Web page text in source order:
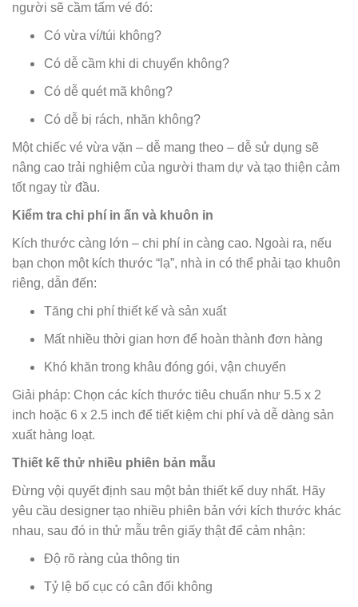
người sẽ cầm tấm vé đó:
Có vừa ví/túi không?
Có dễ cầm khi di chuyển không?
Có dễ quét mã không?
Có dễ bị rách, nhăn không?
Một chiếc vé vừa vặn – dễ mang theo – dễ sử dụng sẽ
nâng cao trải nghiệm của người tham dự và tạo thiện cảm
tốt ngay từ đầu.
Kiểm tra chi phí in ấn và khuôn in
Kích thước càng lớn – chi phí in càng cao. Ngoài ra, nếu
bạn chọn một kích thước “lạ”, nhà in có thể phải tạo khuôn
riêng, dẫn đến:
Tăng chi phí thiết kế và sản xuất
Mất nhiều thời gian hơn để hoàn thành đơn hàng
Khó khăn trong khâu đóng gói, vận chuyển
Giải pháp: Chọn các kích thước tiêu chuẩn như 5.5 x 2
inch hoặc 6 x 2.5 inch để tiết kiệm chi phí và dễ dàng sản
xuất hàng loạt.
Thiết kế thử nhiều phiên bản mẫu
Đừng vội quyết định sau một bản thiết kế duy nhất. Hãy
yêu cầu designer tạo nhiều phiên bản với kích thước khác
nhau, sau đó in thử mẫu trên giấy thật để cảm nhận:
Độ rõ ràng của thông tin
Tỷ lệ bố cục có cân đối không